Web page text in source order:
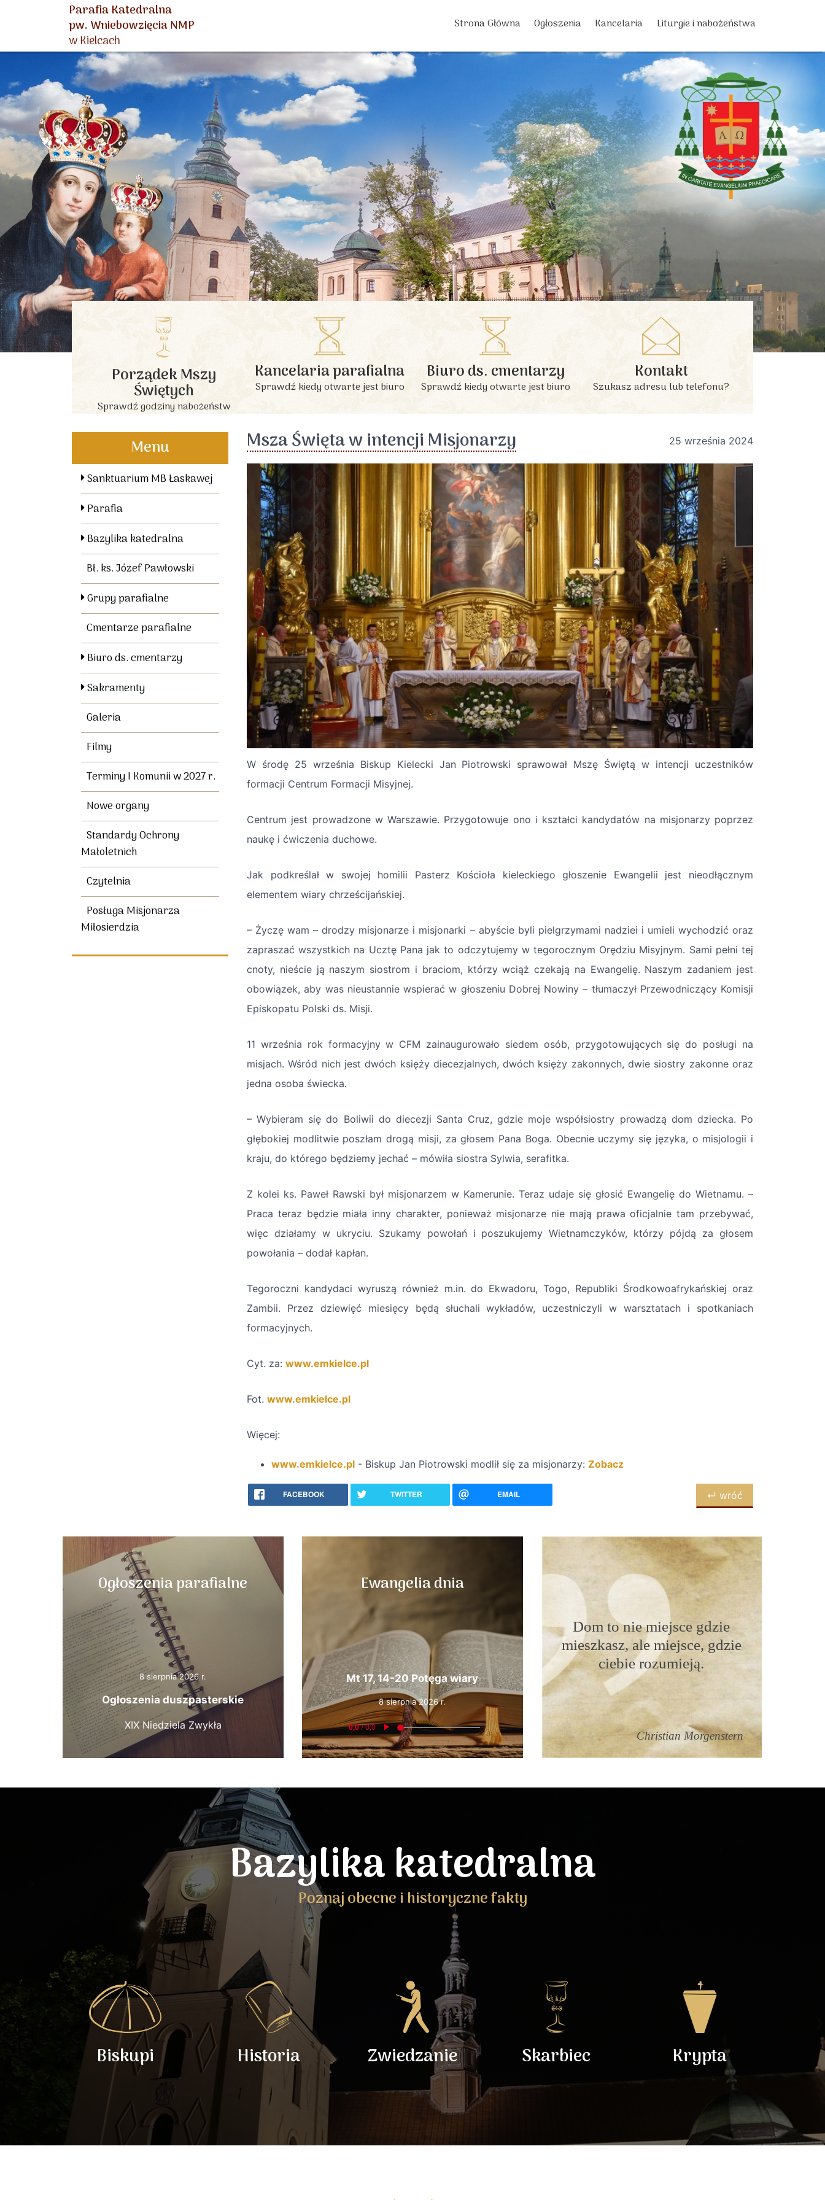
Parafia Katedralna
pw. Wniebowzięcia NMP
w Kielcach
Strona Główna Ogłoszenia Kancelaria Liturgie i nabożeństwa
Porządek Mszy
Świętych
Sprawdź godziny nabożeństw
Kancelaria parafialna
Sprawdź kiedy otwarte jest biuro
Biuro ds. cmentarzy
Sprawdź kiedy otwarte jest biuro
Kontakt
Szukasz adresu lub telefonu?
Menu
Sanktuarium MB Łaskawej
Parafia
Bazylika katedralna
Bł. ks. Józef Pawłowski
Grupy parafialne
Cmentarze parafialne
Biuro ds. cmentarzy
Sakramenty
Galeria
Filmy
Terminy I Komunii w 2027 r.
Nowe organy
Standardy Ochrony
Małoletnich
Czytelnia
Posługa Misjonarza
Miłosierdzia
Msza Święta w intencji Misjonarzy 25 września 2024
W środę 25 września Biskup Kielecki Jan Piotrowski sprawował Mszę Świętą w intencji uczestników
formacji Centrum Formacji Misyjnej.
Centrum jest prowadzone w Warszawie. Przygotowuje ono i kształci kandydatów na misjonarzy poprzez
naukę i ćwiczenia duchowe.
Jak podkreślał w swojej homilii Pasterz Kościoła kieleckiego głoszenie Ewangelii jest nieodłącznym
elementem wiary chrześcijańskiej.
– Życzę wam – drodzy misjonarze i misjonarki – abyście byli pielgrzymami nadziei i umieli wychodzić oraz
zapraszać wszystkich na Ucztę Pana jak to odczytujemy w tegorocznym Orędziu Misyjnym. Sami pełni tej
cnoty, nieście ją naszym siostrom i braciom, którzy wciąż czekają na Ewangelię. Naszym zadaniem jest
obowiązek, aby was nieustannie wspierać w głoszeniu Dobrej Nowiny – tłumaczył Przewodniczący Komisji
Episkopatu Polski ds. Misji.
11 września rok formacyjny w CFM zainaugurowało siedem osób, przygotowujących się do posługi na
misjach. Wśród nich jest dwóch księży diecezjalnych, dwóch księży zakonnych, dwie siostry zakonne oraz
jedna osoba świecka.
– Wybieram się do Boliwii do diecezji Santa Cruz, gdzie moje współsiostry prowadzą dom dziecka. Po
głębokiej modlitwie poszłam drogą misji, za głosem Pana Boga. Obecnie uczymy się języka, o misjologii i
kraju, do którego będziemy jechać – mówiła siostra Sylwia, serafitka.
Z kolei ks. Paweł Rawski był misjonarzem w Kamerunie. Teraz udaje się głosić Ewangelię do Wietnamu. –
Praca teraz będzie miała inny charakter, ponieważ misjonarze nie mają prawa oficjalnie tam przebywać,
więc działamy w ukryciu. Szukamy powołań i poszukujemy Wietnamczyków, którzy pójdą za głosem
powołania – dodał kapłan.
Tegoroczni kandydaci wyruszą również m.in. do Ekwadoru, Togo, Republiki Środkowoafrykańskiej oraz
Zambii. Przez dziewięć miesięcy będą słuchali wykładów, uczestniczyli w warsztatach i spotkaniach
formacyjnych.
Cyt. za: www.emkielce.pl
Fot. www.emkielce.pl
Więcej:
www.emkielce.pl - Biskup Jan Piotrowski modlił się za misjonarzy: Zobacz
FACEBOOK TWITTER EMAIL ↵ wróć
Ogłoszenia parafialne
8 sierpnia 2026 r.
Ogłoszenia duszpasterskie
XIX Niedziela Zwykła
Ewangelia dnia
Mt 17, 14-20 Potęga wiary
8 sierpnia 2026 r.
Dom to nie miejsce gdzie
mieszkasz, ale miejsce, gdzie
ciebie rozumieją.
Christian Morgenstern
Bazylika katedralna
Poznaj obecne i historyczne fakty
Biskupi Historia Zwiedzanie Skarbiec Krypta